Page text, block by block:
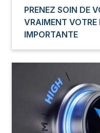
PRENEZ SOIN DE
VRAIMENT VOTRE
IMPORTANTE